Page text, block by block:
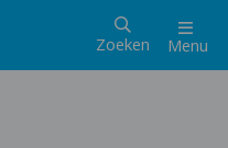
Zoeken Menu